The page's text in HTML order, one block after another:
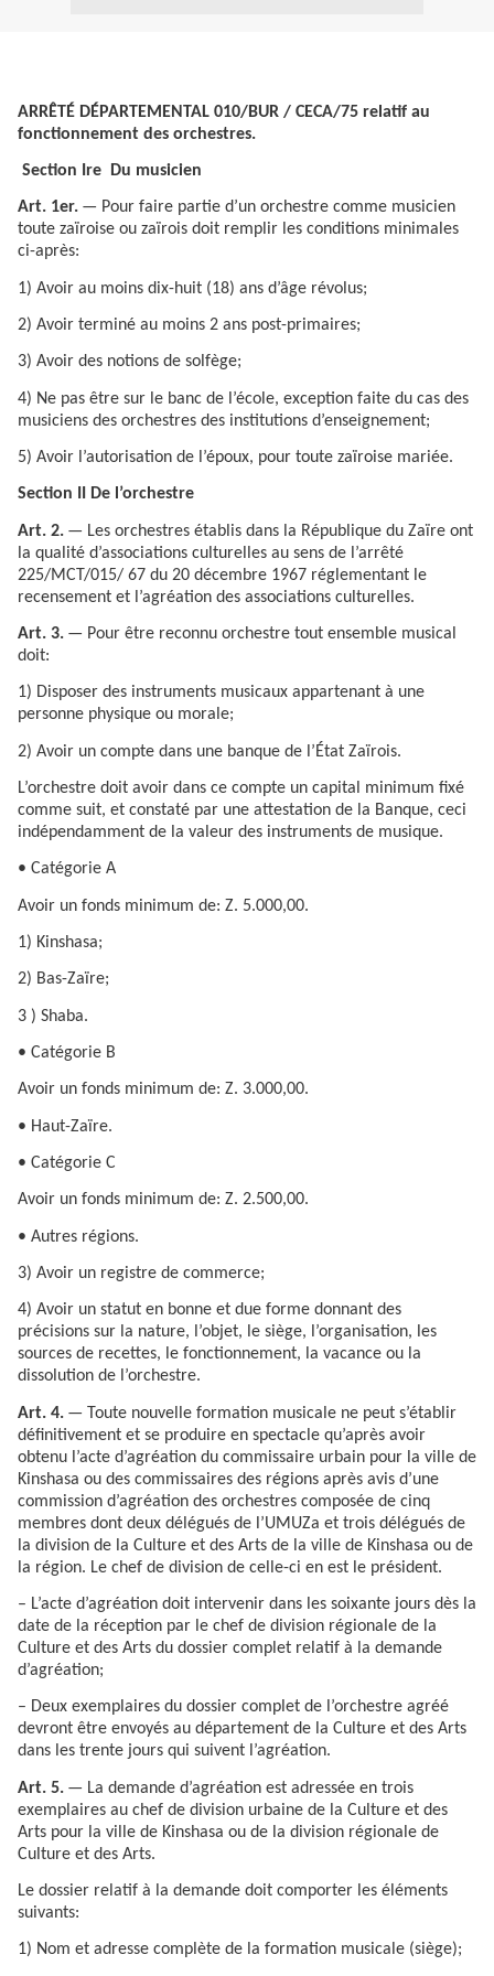
ARRÊTÉ DÉPARTEMENTAL 010/BUR / CECA/75 relatif au
fonctionnement des orchestres.
Section Ire Du musicien
Art. 1er. — Pour faire partie d’un orchestre comme musicien
toute zaïroise ou zaïrois doit remplir les conditions minimales
ci-après:
1) Avoir au moins dix-huit (18) ans d’âge révolus;
2) Avoir terminé au moins 2 ans post-primaires;
3) Avoir des notions de solfège;
4) Ne pas être sur le banc de l’école, exception faite du cas des
musiciens des orchestres des institutions d’enseignement;
5) Avoir l’autorisation de l’époux, pour toute zaïroise mariée.
Section II De l’orchestre
Art. 2. — Les orchestres établis dans la République du Zaïre ont
la qualité d’associations culturelles au sens de l’arrêté
225/MCT/015/ 67 du 20 décembre 1967 réglementant le
recensement et l’agréation des associations culturelles.
Art. 3. — Pour être reconnu orchestre tout ensemble musical
doit:
1) Disposer des instruments musicaux appartenant à une
personne physique ou morale;
2) Avoir un compte dans une banque de l’État Zaïrois.
L’orchestre doit avoir dans ce compte un capital minimum fixé
comme suit, et constaté par une attestation de la Banque, ceci
indépendamment de la valeur des instruments de musique.
• Catégorie A
Avoir un fonds minimum de: Z. 5.000,00.
1) Kinshasa;
2) Bas-Zaïre;
3 ) Shaba.
• Catégorie B
Avoir un fonds minimum de: Z. 3.000,00.
• Haut-Zaïre.
• Catégorie C
Avoir un fonds minimum de: Z. 2.500,00.
• Autres régions.
3) Avoir un registre de commerce;
4) Avoir un statut en bonne et due forme donnant des
précisions sur la nature, l’objet, le siège, l’organisation, les
sources de recettes, le fonctionnement, la vacance ou la
dissolution de l’orchestre.
Art. 4. — Toute nouvelle formation musicale ne peut s’établir
définitivement et se produire en spectacle qu’après avoir
obtenu l’acte d’agréation du commissaire urbain pour la ville de
Kinshasa ou des commissaires des régions après avis d’une
commission d’agréation des orchestres composée de cinq
membres dont deux délégués de l’UMUZa et trois délégués de
la division de la Culture et des Arts de la ville de Kinshasa ou de
la région. Le chef de division de celle-ci en est le président.
– L’acte d’agréation doit intervenir dans les soixante jours dès la
date de la réception par le chef de division régionale de la
Culture et des Arts du dossier complet relatif à la demande
d’agréation;
– Deux exemplaires du dossier complet de l’orchestre agréé
devront être envoyés au département de la Culture et des Arts
dans les trente jours qui suivent l’agréation.
Art. 5. — La demande d’agréation est adressée en trois
exemplaires au chef de division urbaine de la Culture et des
Arts pour la ville de Kinshasa ou de la division régionale de
Culture et des Arts.
Le dossier relatif à la demande doit comporter les éléments
suivants:
1) Nom et adresse complète de la formation musicale (siège);